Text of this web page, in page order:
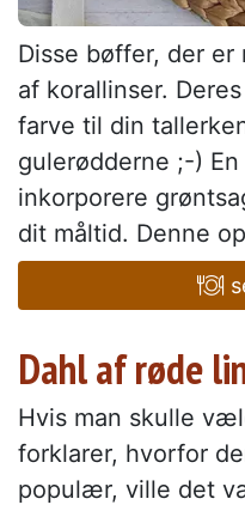
Disse bøffer, der
af korallinser.
farve til din
gulerødderne ;-)
inkorporere
dit måltid. Denne
Dahl af røde
Hvis man skulle
forklarer, hvorfor
populær, ville det